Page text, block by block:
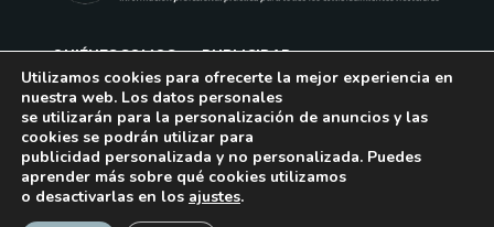
QUIÉNES SOMOS PUBLICIDAD
AVISO LEGAL
POLÍTICA DE COOKIES
POLÍTICA DE PRIVACIDAD
Utilizamos cookies para ofrecerte la mejor experiencia en
nuestra web. Los datos personales
se utilizarán para la personalización de anuncios y las
cookies se podrán utilizar para
publicidad personalizada y no personalizada. Puedes
aprender más sobre qué cookies utilizamos
o desactivarlas en los ajustes.